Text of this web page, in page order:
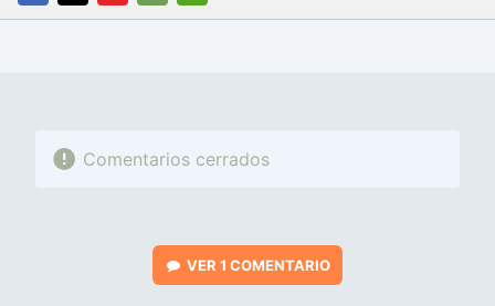
FACEBOOK
TWITTERFLIPBOARD
E-
WHATSAPP
Comentarios cerrados
VER 1 COMENTARIO